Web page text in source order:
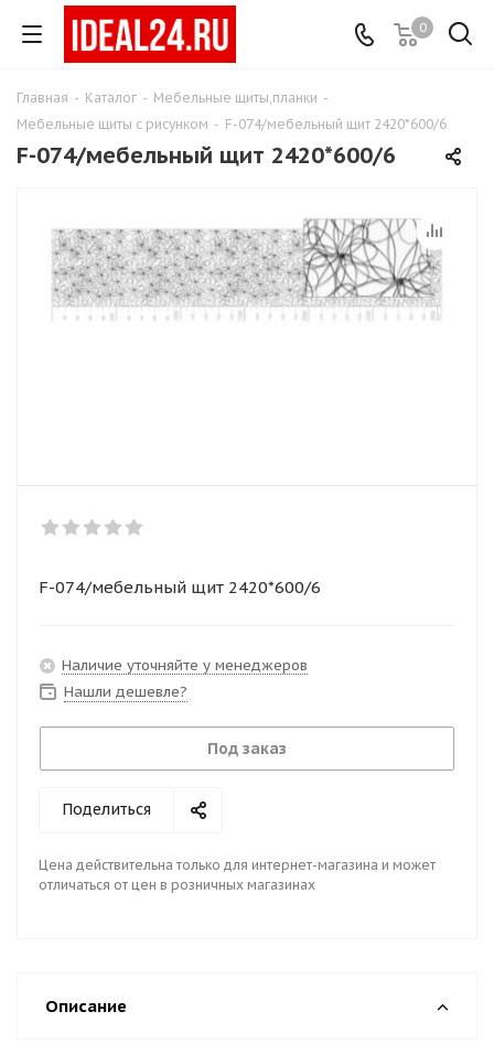
0
Главная - Каталог - Мебельные щиты,планки -
Мебельные щиты с рисунком - F-074/мебельный щит 2420*600/6
F-074/мебельный щит 2420*600/6
F-074/мебельный щит 2420*600/6
Наличие уточняйте у менеджеров
Нашли дешевле?
Под заказ
Поделиться
Цена действительна только для интернет-магазина и может
отличаться от цен в розничных магазинах
Описание